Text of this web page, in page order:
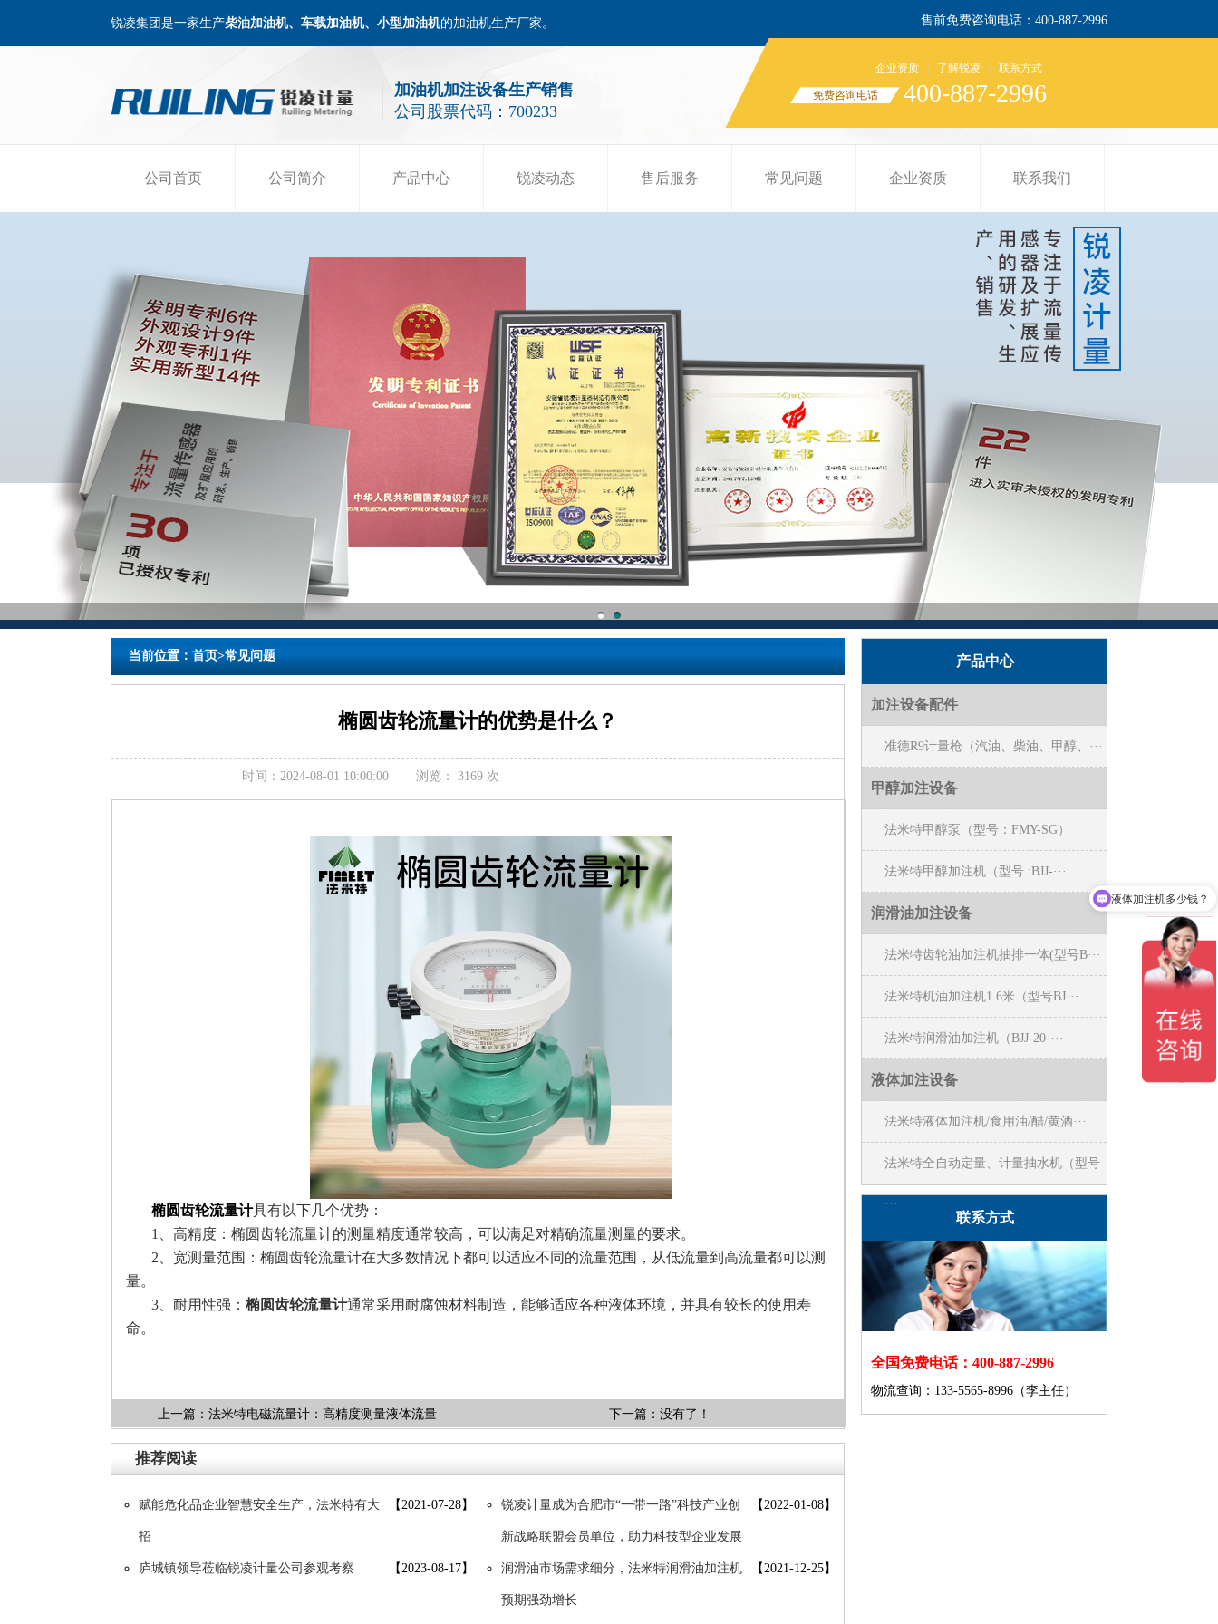
售前免费咨询电话：400-887-2996
锐凌集团是一家生产柴油加油机、车载加油机、小型加油机的加油机生产厂家。
加油机加注设备生产销售
公司股票代码：700233
企业资质 了解锐凌 联系方式
免费咨询电话 400-887-2996
公司首页 公司简介 产品中心 锐凌动态 售后服务 常见问题 企业资质 联系我们
当前位置： 首页>常见问题
椭圆齿轮流量计的优势是什么？
时间：2024-08-01 10:00:00 浏览： 3169 次
椭圆齿轮流量计具有以下几个优势：
1、高精度：椭圆齿轮流量计的测量精度通常较高，可以满足对精确流量测量的要求。
2、宽测量范围：椭圆齿轮流量计在大多数情况下都可以适应不同的流量范围，从低流量到高流量都可以测
量。
3、耐用性强： 椭圆齿轮流量计通常采用耐腐蚀材料制造，能够适应各种液体环境，并具有较长的使用寿
命。
上一篇： 法米特电磁流量计：高精度测量液体流量 下一篇：没有了！
推荐阅读
【2021-07-28】
赋能危化品企业智慧安全生产，法米特有大
招
【2022-01-08】
锐凌计量成为合肥市“一带一路”科技产业创
新战略联盟会员单位，助力科技型企业发展
【2023-08-17】
庐城镇领导莅临锐凌计量公司参观考察 【2021-12-25】
润滑油市场需求细分，法米特润滑油加注机
预期强劲增长
产品中心
加注设备配件
准德R9计量枪（汽油、柴油、甲醇、···
甲醇加注设备
法米特甲醇泵（型号：FMY-SG）
法米特甲醇加注机（型号 :BJJ-···
润滑油加注设备
法米特齿轮油加注机抽排一体(型号B···
法米特机油加注机1.6米（型号BJ···
法米特润滑油加注机（BJJ-20-···
液体加注设备
法米特液体加注机/食用油/醋/黄酒···
法米特全自动定量、计量抽水机（型号
···
联系方式
全国免费电话：400-887-2996
物流查询：133-5565-8996（李主任）
液体加注机多少钱？